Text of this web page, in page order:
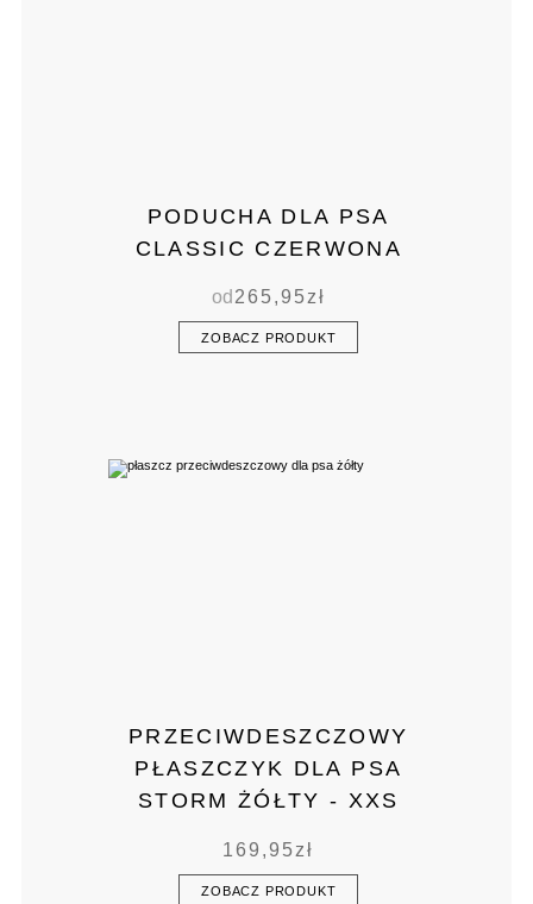
PODUCHA DLA PSA
CLASSIC CZERWONA
od265,95zł
ZOBACZ PRODUKT
PRZECIWDESZCZOWY
PŁASZCZYK DLA PSA
STORM ŻÓŁTY - XXS
169,95zł
ZOBACZ PRODUKT